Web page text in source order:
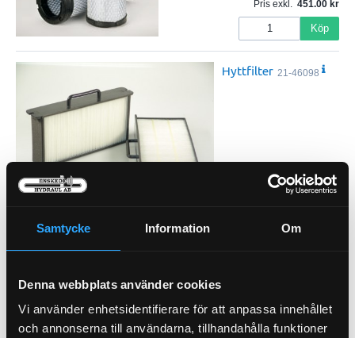
Samtycke Information Om
Denna webbplats använder cookies
Vi använder enhetsidentifierare för att anpassa innehållet
och annonserna till användarna, tillhandahålla funktioner
Pris exkl. 451.00
Köp
Hyttfilter 21-46098
Pris exkl. 486.00